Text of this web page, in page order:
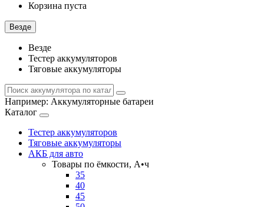
Корзина пуста
Везде
Везде
Тестер аккумуляторов
Тяговые аккумуляторы
Например: Аккумуляторные батареи
Каталог
Тестер аккумуляторов
Тяговые аккумуляторы
АКБ для авто
Товары по ёмкости, А•ч
35
40
45